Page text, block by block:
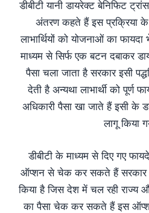
डीबीटी यानी डायरेक्ट बेनिफिट
अंतरण कहते हैं इस प्रक्रिया
लाभार्थियों को योजनाओं का
माध्यम से सिर्फ एक बटन दबाकर
पैसा चला जाता है सरकार इसी
देती है अन्यथा लाभार्थी को पूर्ण
अधिकारी पैसा खा जाते हैं इसी के
लागू किया
डीबीटी के माध्यम से दिए गए
ऑप्शन से चेक कर सकते हैं सरकार
किया है जिस देश में चल रही राज्य
का पैसा चेक कर सकते हैं इस